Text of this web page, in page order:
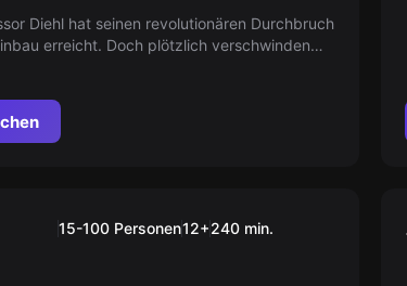
Diehl hat seinen revolutionären Durchbruch
erreicht. Doch plötzlich verschwinden
Dokumenten und erleben Sie die
der Weinwelt hautnah!
Tour Stuttgart
15-100 Personen12+240 min.